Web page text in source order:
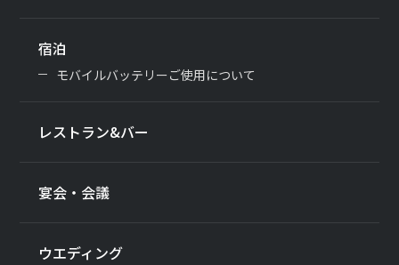
宿泊
モバイルバッテリーご使用について
レストラン&バー
宴会・会議
ウエディング